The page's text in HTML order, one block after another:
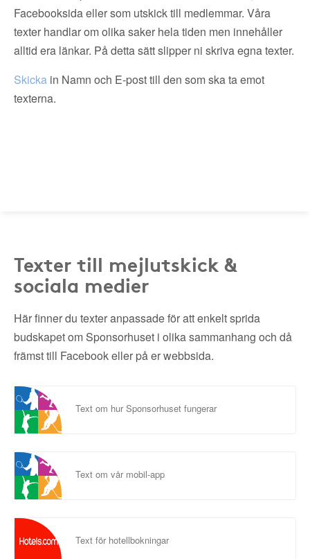
Facebooksida eller som utskick till medlemmar. Våra
texter handlar om olika saker hela tiden men innehåller
alltid era länkar. På detta sätt slipper ni skriva egna texter.
Skicka in Namn och E-post till den som ska ta emot
texterna.
Texter till mejlutskick &
sociala medier
Här finner du texter anpassade för att enkelt sprida
budskapet om Sponsorhuset i olika sammanhang och då
främst till Facebook eller på er webbsida.
Text om hur Sponsorhuset fungerar
Text om vår mobil-app
Text för hotellbokningar